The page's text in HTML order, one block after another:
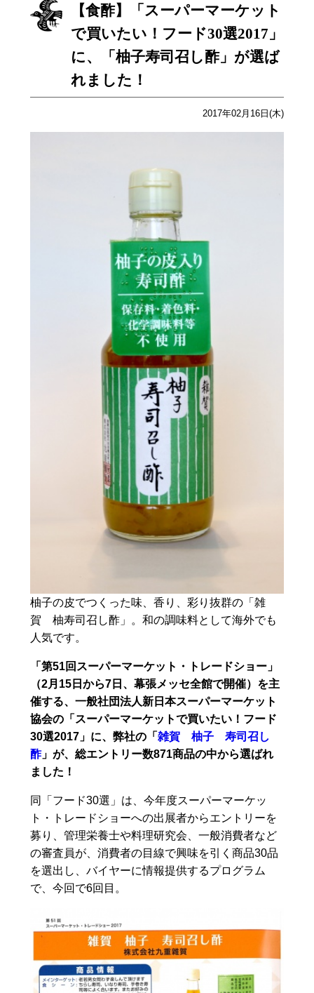
【食酢】「スーパーマーケット
で買いたい！フード30選2017」
に、「柚子寿司召し酢」が選ば
れました！
2017年02月16日(木)
柚子の皮でつくった味、香り、彩り抜群の「雑
賀 柚寿司召し酢」。和の調味料として海外でも
人気です。
「第51回スーパーマーケット・トレードショー」
（2月15日から7日、幕張メッセ全館で開催）を主
催する、一般社団法人新日本スーパーマーケット
協会の「スーパーマーケットで買いたい！フード
30選2017」に、弊社の「 雑賀 柚子 寿司召し
酢」が、総エントリー数871商品の中から選ばれ
ました！
同「フード30選」は、今年度スーパーマーケッ
ト・トレードショーへの出展者からエントリーを
募り、管理栄養士や料理研究会、一般消費者など
の審査員が、消費者の目線で興味を引く商品30品
を選出し、バイヤーに情報提供するプログラム
で、今回で6回目。